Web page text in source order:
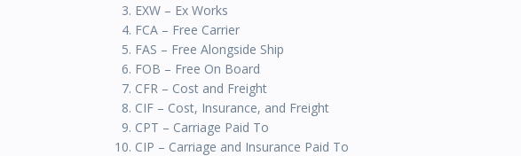
EXW – Ex Works
FCA – Free Carrier
FAS – Free Alongside Ship
FOB – Free On Board
CFR – Cost and Freight
CIF – Cost, Insurance, and Freight
CPT – Carriage Paid To
CIP – Carriage and Insurance Paid To